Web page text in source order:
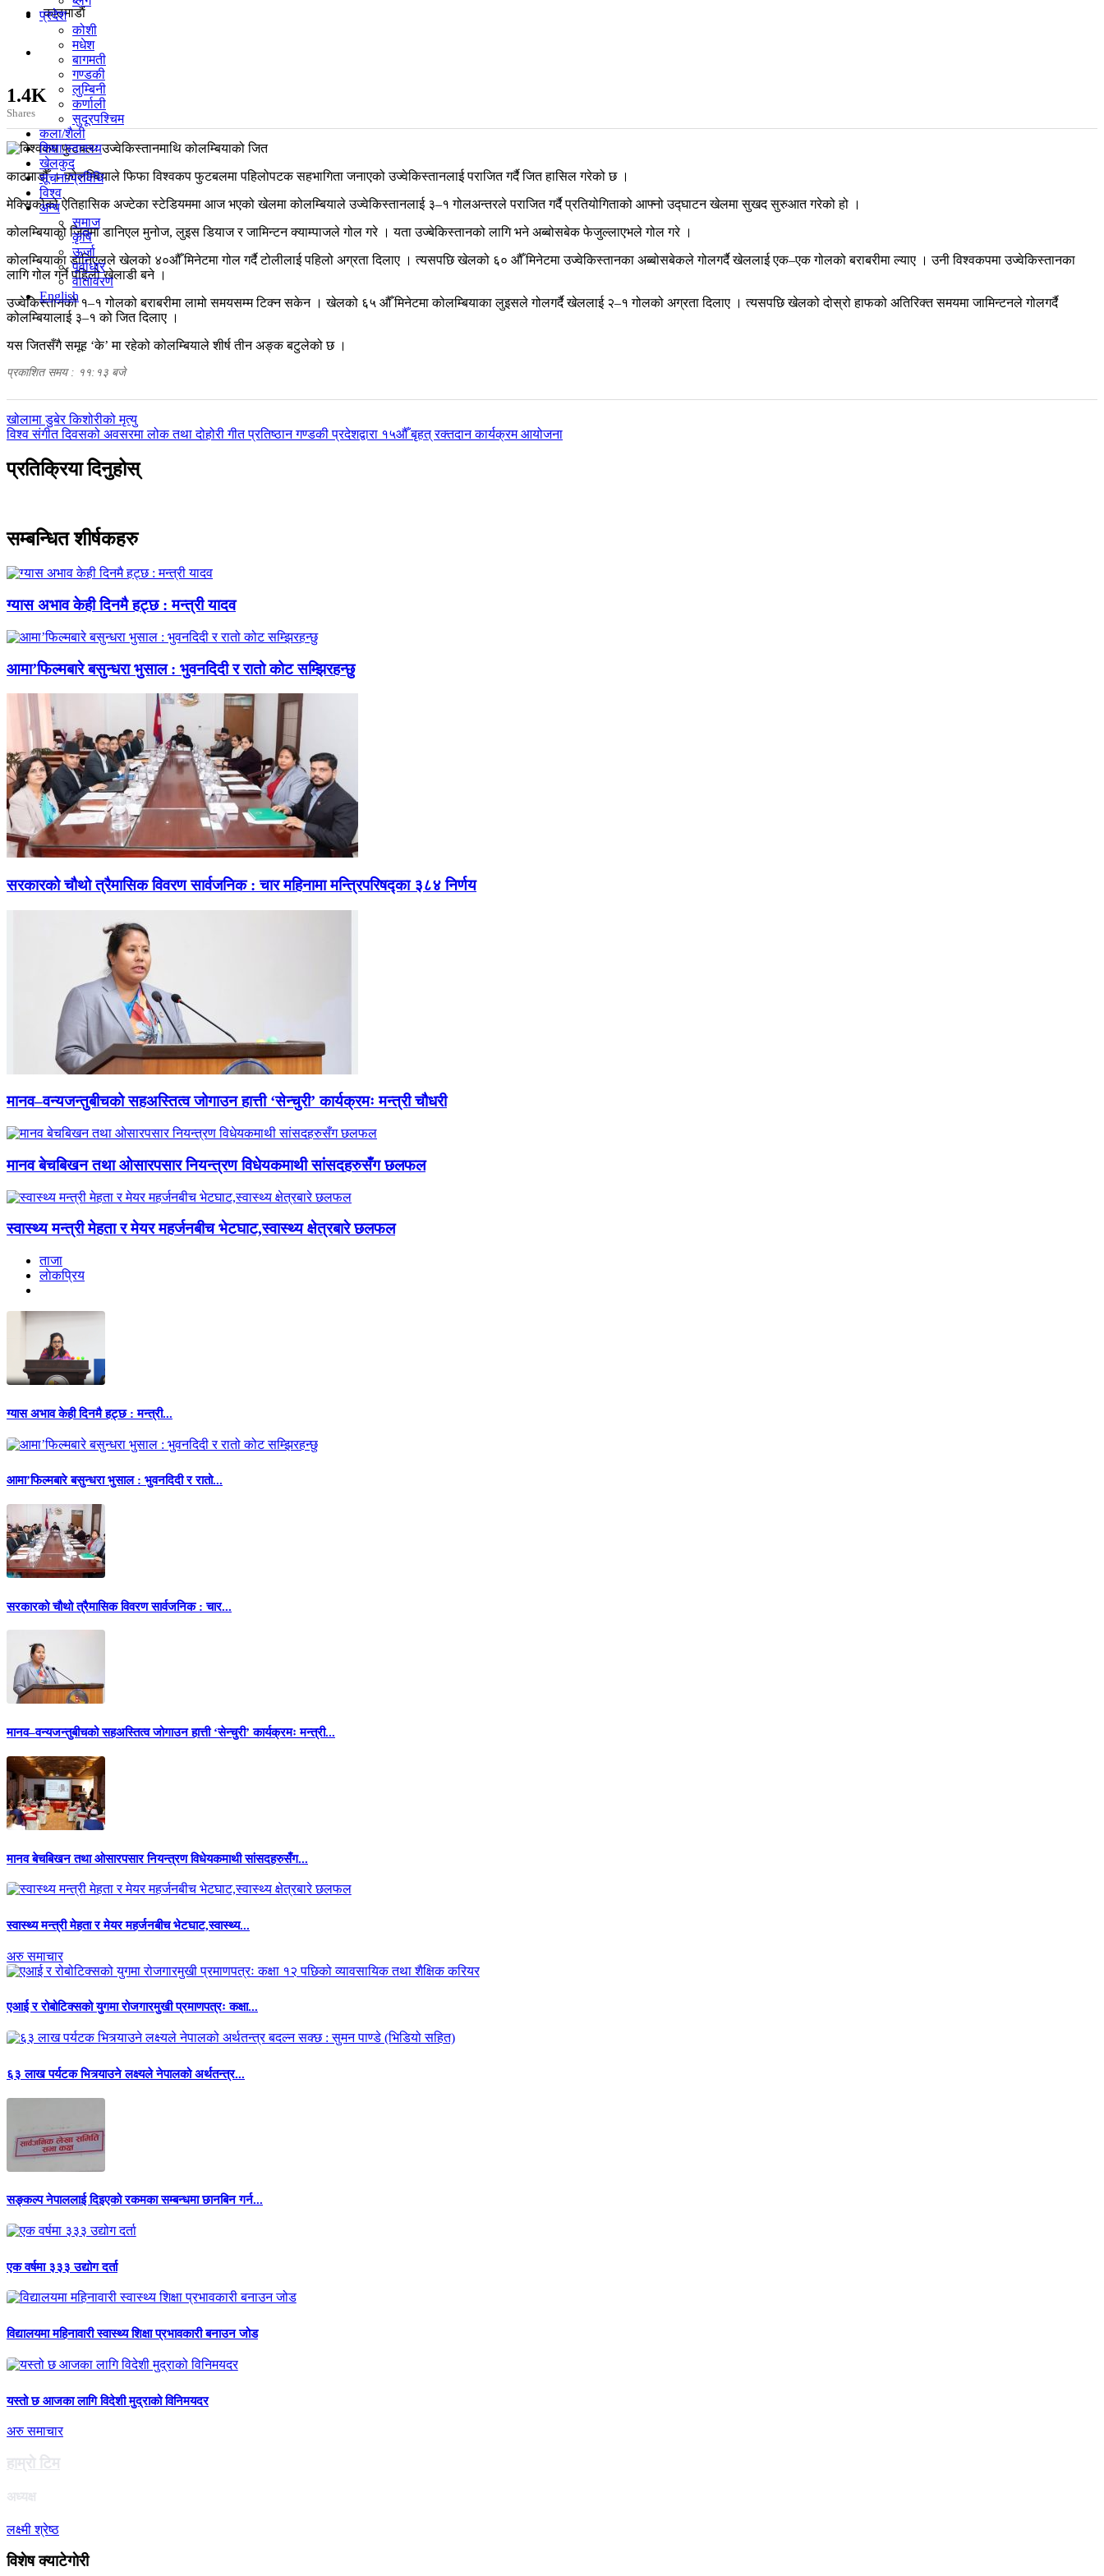
प्रदेश
कोशी
मधेश
बागमती
गण्डकी
लुम्बिनी
कर्णाली
सुदूरपश्चिम
कला/शैली
शिक्षा/स्वास्थ्य
खेलकुद
सूचना/प्रविधि
विश्व
अन्य
समाज
कृषि
ऊर्जा
पूर्वाधार
वातावरण
English
काठमाडाैं
1.4K
Shares
काठमाडौँ । कोलम्बियाले फिफा विश्वकप फुटबलमा पहिलोपटक सहभागिता जनाएको उज्वेकिस्तानलाई पराजित गर्दै जित हासिल गरेको छ ।
मेक्सिकोको ऐतिहासिक अज्टेका स्टेडियममा आज भएको खेलमा कोलम्बियाले उज्वेकिस्तानलाई ३–१ गोलअन्तरले पराजित गर्दै प्रतियोगिताको आफ्नो उद्घाटन खेलमा सुखद सुरुआत गरेको हो ।
कोलम्बियाको जितमा डानिएल मुनोज, लुइस डियाज र जामिन्टन क्याम्पाजले गोल गरे । यता उज्बेकिस्तानको लागि भने अब्बोसबेक फेजुल्लाएभले गोल गरे ।
कोलम्बियाका डानिएलले खेलको ४०औँ मिनेटमा गोल गर्दै टोलीलाई पहिलो अग्रता दिलाए । त्यसपछि खेलको ६० औँ मिनेटमा उज्वेकिस्तानका अब्बोसबेकले गोलगर्दै खेललाई एक–एक गोलको बराबरीमा ल्याए । उनी विश्वकपमा उज्वेकिस्तानका
लागि गोल गर्ने पहिलो खेलाडी बने ।
उज्वेकिस्तानको १–१ गोलको बराबरीमा लामो समयसम्म टिक्न सकेन । खेलको ६५ औँ मिनेटमा कोलम्बियाका लुइसले गोलगर्दै खेललाई २–१ गोलको अग्रता दिलाए । त्यसपछि खेलको दोस्रो हाफको अतिरिक्त समयमा जामिन्टनले गोलगर्दै
कोलम्बियालाई ३–१ को जित दिलाए ।
यस जितसँगै समूह ‘के’ मा रहेको कोलम्बियाले शीर्ष तीन अङ्क बटुलेको छ ।
प्रकाशित समय : ११:१३ बजे
पछिल्लाे
-
खोलामा डुबेर किशोरीको मृत्यु
अघिल्लाे
विश्व संगीत दिवसको अवसरमा लोक तथा दोहोरी गीत प्रतिष्ठान गण्डकी प्रदेशद्वारा १५औँ बृहत् रक्तदान कार्यक्रम आयोजना
प्रतिक्रिया दिनुहोस्
सम्बन्धित शीर्षकहरु
ग्यास अभाव केही दिनमै हट्छ : मन्त्री यादव
आमा’फिल्मबारे बसुन्धरा भुसाल : भुवनदिदी र रातो कोट सम्झिरहन्छु
सरकारको चौथो त्रैमासिक विवरण सार्वजनिक : चार महिनामा मन्त्रिपरिषद्का ३८४ निर्णय
मानव–वन्यजन्तुबीचको सहअस्तित्व जोगाउन हात्ती ‘सेन्चुरी’ कार्यक्रमः मन्त्री चौधरी
मानव बेचबिखन तथा ओसारपसार नियन्त्रण विधेयकमाथी सांसदहरुसँग छलफल
स्वास्थ्य मन्त्री मेहता र मेयर महर्जनबीच भेटघाट,स्वास्थ्य क्षेत्रबारे छलफल
ताजा
लाेकप्रिय
ग्यास अभाव केही दिनमै हट्छ : मन्त्री...
आमा’फिल्मबारे बसुन्धरा भुसाल : भुवनदिदी र रातो...
सरकारको चौथो त्रैमासिक विवरण सार्वजनिक : चार...
मानव–वन्यजन्तुबीचको सहअस्तित्व जोगाउन हात्ती ‘सेन्चुरी’ कार्यक्रमः मन्त्री...
मानव बेचबिखन तथा ओसारपसार नियन्त्रण विधेयकमाथी सांसदहरुसँग...
स्वास्थ्य मन्त्री मेहता र मेयर महर्जनबीच भेटघाट,स्वास्थ्य...
अरु समाचार
एआई र रोबोटिक्सको युगमा रोजगारमुखी प्रमाणपत्रः कक्षा...
६३ लाख पर्यटक भित्र्याउने लक्ष्यले नेपालको अर्थतन्त्र...
सङ्कल्प नेपाललाई दिइएको रकमका सम्बन्धमा छानबिन गर्न...
एक वर्षमा ३३३ उद्योग दर्ता
विद्यालयमा महिनावारी स्वास्थ्य शिक्षा प्रभावकारी बनाउन जोड
यस्तो छ आजका लागि विदेशी मुद्राको विनिमयदर
अरु समाचार
हाम्राे टिम
अध्यक्ष
लक्ष्मी श्रेष्ठ
विशेष क्याटेगाेरी